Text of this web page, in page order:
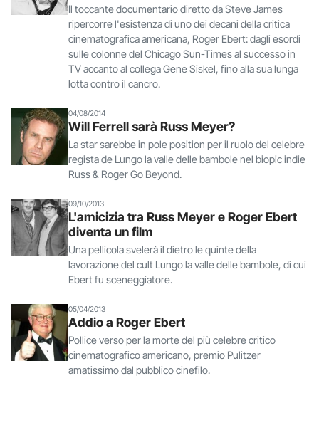
Il toccante documentario diretto da Steve James
ripercorre l'esistenza di uno dei decani della critica
cinematografica americana, Roger Ebert: dagli esordi
sulle colonne del Chicago Sun-Times al successo in
TV accanto al collega Gene Siskel, fino alla sua lunga
lotta contro il cancro.
04/08/2014
Will Ferrell sarà Russ Meyer?
La star sarebbe in pole position per il ruolo del celebre
regista de Lungo la valle delle bambole nel biopic indie
Russ & Roger Go Beyond.
09/10/2013
L'amicizia tra Russ Meyer e Roger Ebert
diventa un film
Una pellicola svelerà il dietro le quinte della
lavorazione del cult Lungo la valle delle bambole, di cui
Ebert fu sceneggiatore.
05/04/2013
Addio a Roger Ebert
Pollice verso per la morte del più celebre critico
cinematografico americano, premio Pulitzer
amatissimo dal pubblico cinefilo.